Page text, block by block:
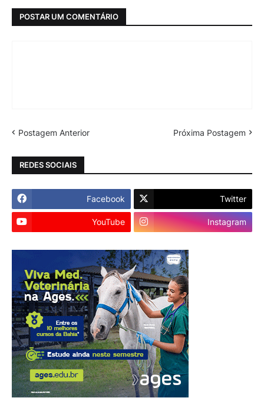
POSTAR UM COMENTÁRIO
Postagem Anterior Próxima Postagem
REDES SOCIAIS
Facebook Twitter
YouTube Instagram